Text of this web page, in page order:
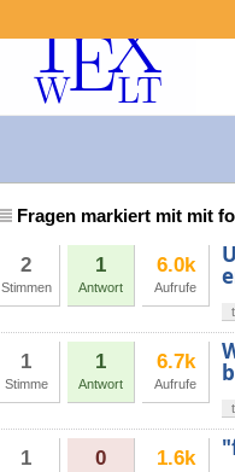
Fragen markiert mit mit
2
Stimmen
1
Antwort
6.0k
Aufrufe
1
Stimme
1
Antwort
6.7k
Aufrufe
1 0 1.6k